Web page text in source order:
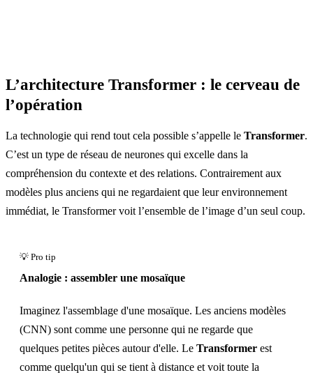
L’architecture Transformer : le cerveau de
l’opération
La technologie qui rend tout cela possible s’appelle le Transformer.
C’est un type de réseau de neurones qui excelle dans la
compréhension du contexte et des relations. Contrairement aux
modèles plus anciens qui ne regardaient que leur environnement
immédiat, le Transformer voit l’ensemble de l’image d’un seul coup.
Analogie : assembler une mosaïque
Imaginez l'assemblage d'une mosaïque. Les anciens modèles
(CNN) sont comme une personne qui ne regarde que
quelques petites pièces autour d'elle. Le Transformer est
comme quelqu'un qui se tient à distance et voit toute la